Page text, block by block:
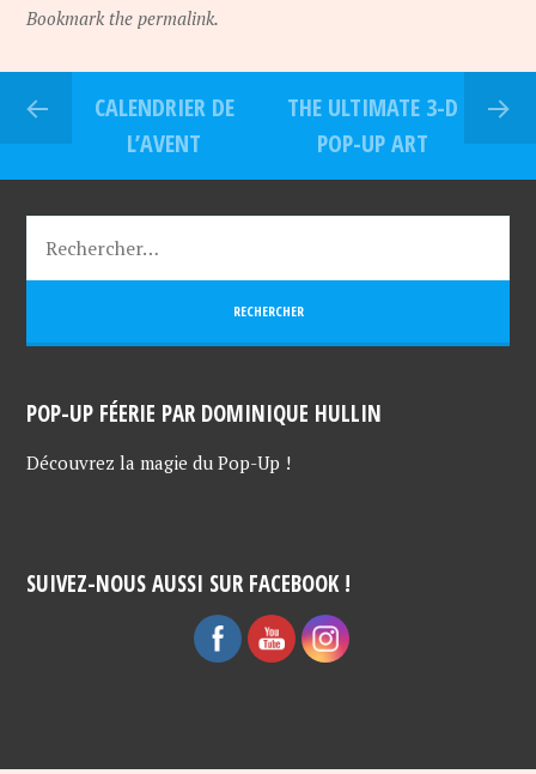
Bookmark the permalink.
CALENDRIER DE
L’AVENT
THE ULTIMATE 3-D
POP-UP ART
POP-UP FÉERIE PAR DOMINIQUE HULLIN
Découvrez la magie du Pop-Up !
SUIVEZ-NOUS AUSSI SUR FACEBOOK !